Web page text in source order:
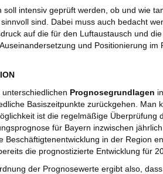
soll intensiv geprüft werden, ob und wie
sind. Dabei muss auch bedacht
auf die für den Luftaustausch und
und Positionierung
Prognosegrundlagen
Basiszeitpunkte zurückgehen. Man
ist die regelmäßige Überprüfung
für Bayern inzwischen
Beschäftigtenentwicklung in der Region
die prognostizierte Entwicklung für
der Prognosewerte ergibt also,